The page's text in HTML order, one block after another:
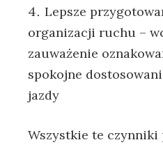
Lepsze
organizacji ruchu –
zauważenie
spokojne
jazdy
Wszystkie te czynniki